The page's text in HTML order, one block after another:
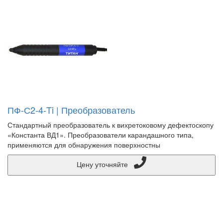
ПФ-С2-4-Ti | Преобразователь
Стандартный преобразователь к вихретоковому дефектоскопу
«Константа ВД1». Преобразователи карандашного типа,
применяются для обнаружения поверхностны